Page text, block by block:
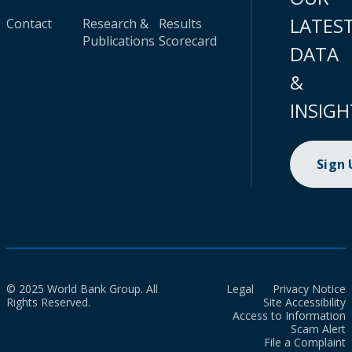
Contact
Research &
Publications
Results
Scorecard
DATA
&
Sign
© 2025 World Bank Group. All
Rights Reserved.
Legal
Privacy Notice
Site Accessibility
Access to Information
Scam Alert
File a Complaint